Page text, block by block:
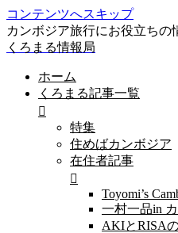
コンテンツへスキップ
カンボジア旅行にお役立ちの
くろまる情報局
ホーム
くろまる記事一覧
特集
住めばカンボジア
在住者記事
Toyomi’s
一村一品in
AKIとRISA